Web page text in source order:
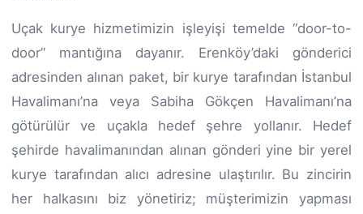
Uçak kurye hizmetimizin işleyişi temelde “door-to-
door” mantığına dayanır. Erenköy’daki gönderici
adresinden alınan paket, bir kurye tarafından İstanbul
Havalimanı’na veya Sabiha Gökçen Havalimanı’na
götürülür ve uçakla hedef şehre yollanır. Hedef
şehirde havalimanından alınan gönderi yine bir yerel
kurye tarafından alıcı adresine ulaştırılır. Bu zincirin
her halkasını biz yönetiriz; müşterimizin yapması